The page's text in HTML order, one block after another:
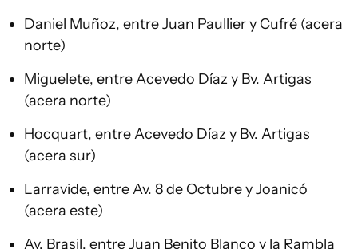
Daniel Muñoz, entre Juan Paullier y Cufré (acera
norte)
Miguelete, entre Acevedo Díaz y Bv. Artigas
(acera norte)
Hocquart, entre Acevedo Díaz y Bv. Artigas
(acera sur)
Larravide, entre Av. 8 de Octubre y Joanicó
(acera este)
Av. Brasil, entre Juan Benito Blanco y la Rambla